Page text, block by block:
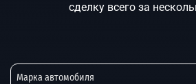
сделку всего за
Марка автомобиля